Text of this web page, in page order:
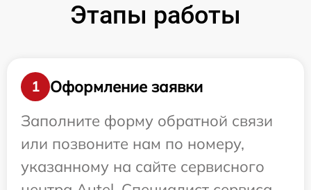
Этапы работы
1
Оформление заявки
Заполните форму обратной связи
или позвоните нам по номеру,
указанному на сайте сервисного